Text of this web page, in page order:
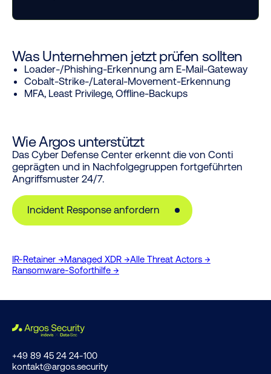
Was Unternehmen jetzt prüfen sollten
Loader-/Phishing-Erkennung am E-Mail-Gateway
Cobalt-Strike-/Lateral-Movement-Erkennung
MFA, Least Privilege, Offline-Backups
Wie Argos unterstützt
Das Cyber Defense Center erkennt die von Conti
geprägten und in Nachfolgegruppen fortgeführten
Angriffsmuster 24/7.
Incident Response anfordern
IR-Retainer →Managed XDR →Alle Threat Actors →
Ransomware-Soforthilfe →
+49 89 45 24 24-100
kontakt@argos.security